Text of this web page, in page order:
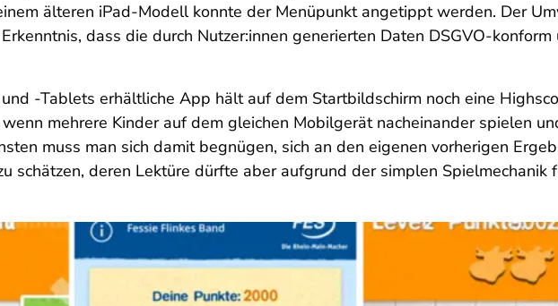
älteren iPad-Modell konnte der Menüpunkt angetippt werden. Der
dass die durch Nutzer:innen generierten Daten DSGVO-
-Tablets erhältliche App hält auf dem Startbildschirm noch eine
mehrere Kinder auf dem gleichen Mobilgerät nacheinander spielen
muss man sich damit begnügen, sich an den eigenen vorherigen
schätzen, deren Lektüre dürfte aber aufgrund der simplen Spielmechanik